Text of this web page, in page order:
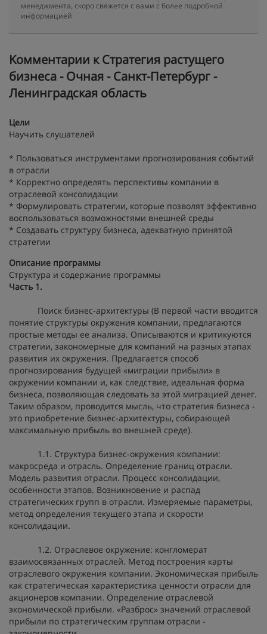
менеджмента, скоро свяжется с вами с более подробной
информацией
Kомментарии к Стратегия растущего
бизнеса - Очная - Санкт-Петербург -
Ленинградская область
Цели
Научить слушателей
* Пользоваться инструментами прогнозирования событий
в отрасли
* Корректно определять перспективы компании в
отраслевой консолидации
* Формулировать стратегии, которые позволят эффективно
воспользоваться возможностями внешней среды
* Создавать структуру бизнеса, адекватную принятой
стратегии
Описание программы
Структура и содержание программы
Часть 1.
Поиск бизнес-архитектуры (В первой части вводится
понятие структуры окружения компании, предлагаются
простые методы ее анализа. Описываются и критикуются
стратегии, закономерные для компаний на разных этапах
развития их окружения. Предлагается способ
прогнозирования будущей «миграции прибыли» в
окружении компании и, как следствие, идеальная форма
бизнеса, позволяющая следовать за этой миграцией денег.
Таким образом, проводится мысль, что стратегия бизнеса -
это приобретение бизнес-архитектуры, собирающей
максимальную прибыль во внешней среде).
1.1. Структура бизнес-окружения компании:
макросреда и отрасль. Определение границ отрасли.
Модель развития отрасли. Процесс консолидации,
особенности этапов. Возникновение и распад
стратегических групп в отрасли. Измеряемые параметры,
метод определения текущего этапа и скорости
консолидации.
1.2. Отраслевое окружение: конгломерат
взаимосвязанных отраслей. Метод построения карты
отраслевого окружения компании. Экономическая прибыль
как стратегическая характеристика ценности отрасли для
акционеров компании. Определение отраслевой
экономической прибыли. «Разброс» значений отраслевой
прибыли по стратегическим группам отрасли -